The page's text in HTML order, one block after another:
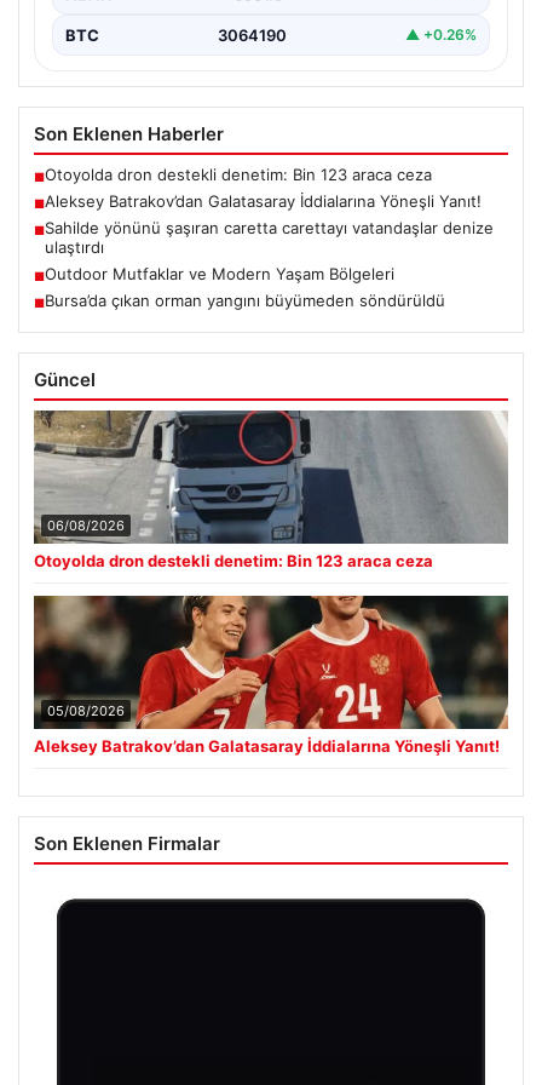
BTC 3064190 ▲ +0.26%
Son Eklenen Haberler
■Otoyolda dron destekli denetim: Bin 123 araca ceza
■Aleksey Batrakov’dan Galatasaray İddialarına Yöneşli Yanıt!
■Sahilde yönünü şaşıran caretta carettayı vatandaşlar denize
ulaştırdı
■Outdoor Mutfaklar ve Modern Yaşam Bölgeleri
■Bursa’da çıkan orman yangını büyümeden söndürüldü
Güncel
06/08/2026
Otoyolda dron destekli denetim: Bin 123 araca ceza
05/08/2026
Aleksey Batrakov’dan Galatasaray İddialarına Yöneşli Yanıt!
Son Eklenen Firmalar